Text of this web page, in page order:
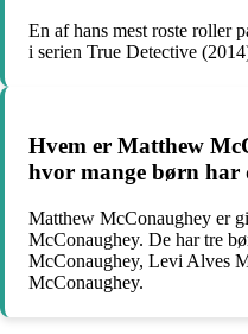
En af hans mest roste roller
i serien True Detective
Hvem er Matthew
hvor mange børn har
Matthew McConaughey er
McConaughey. De har tre
McConaughey, Levi Alves
McConaughey.